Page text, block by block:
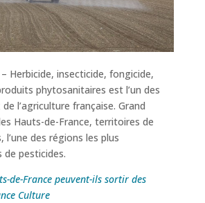
Herbicide, insecticide, fongicide,
phytosanitaires est l’un des
l’agriculture française. Grand
Hauts-de-France, territoires de
l’une des régions les plus
pesticides.
de-France peuvent-ils sortir des
Culture